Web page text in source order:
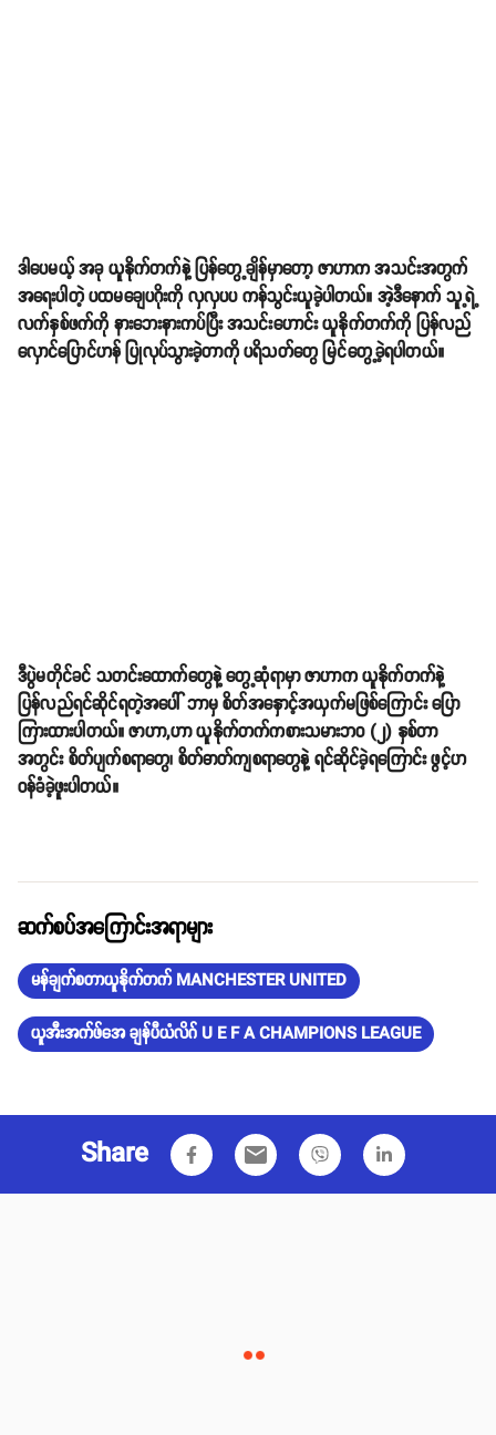
ဒါပေမယ့် အခု ယူနိုက်တက်နဲ့ ပြန်တွေ့ချိန်မှာတော့ ဇာဟာက အသင်းအတွက်
အရေးပါတဲ့ ပထမချေပဂိုးကို လှလှပပ ကန်သွင်းယူခဲ့ပါတယ်။ အဲ့ဒီနောက် သူ့ရဲ့
လက်နှစ်ဖက်ကို နားဘေးနားကပ်ပြီး အသင်းဟောင်း ယူနိုက်တက်ကို ပြန်လည်
လှောင်ပြောင်ဟန် ပြုလုပ်သွားခဲ့တာကို ပရိသတ်တွေ မြင်တွေ့ခဲ့ရပါတယ်။
ဒီပွဲမတိုင်ခင် သတင်းထောက်တွေနဲ့ တွေ့ဆုံရာမှာ ဇာဟာက ယူနိုက်တက်နဲ့
ပြန်လည်ရင်ဆိုင်ရတဲ့အပေါ် ဘာမှ စိတ်အနှောင့်အယှက်မဖြစ်ကြောင်း ပြော
ကြားထားပါတယ်။ ဇာဟာ,ဟာ ယူနိုက်တက်ကစားသမားဘဝ (၂) နှစ်တာ
အတွင်း စိတ်ပျက်စရာတွေ၊ စိတ်ဓာတ်ကျစရာတွေနဲ့ ရင်ဆိုင်ခဲ့ရကြောင်း ဖွင့်ဟ
ဝန်ခံခဲ့ဖူးပါတယ်။
ဆက်စပ်အကြောင်းအရာများ
မန်ချက်စတာယူနိုက်တက် MANCHESTER UNITED
ယူအီးအက်ဖ်အေ ချန်ပီယံလိဂ် U E F A CHAMPIONS LEAGUE
Share email